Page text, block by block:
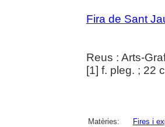
Fira de Sant
Reus : Arts-
[1] f. pleg. ; 22
Matèries: Fires i